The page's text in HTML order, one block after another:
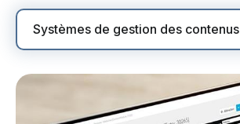
Systèmes de gestion des contenus